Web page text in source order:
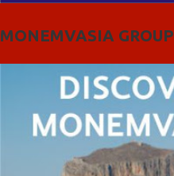
MONEMVASIA GROUP